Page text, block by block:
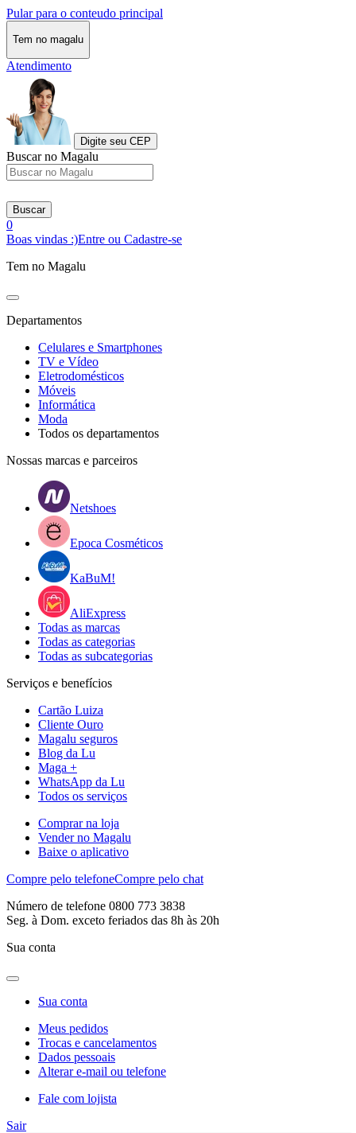
Pular para o conteudo principal
Tem no magalu
Atendimento
Digite seu CEP
Buscar no Magalu
Buscar
0
Boas vindas :)Entre ou Cadastre-se
Tem no Magalu
Departamentos
Celulares e Smartphones
TV e Vídeo
Eletrodomésticos
Móveis
Informática
Moda
Todos os departamentos
Nossas marcas e parceiros
Netshoes
Epoca Cosméticos
KaBuM!
AliExpress
Todas as marcas
Todas as categorias
Todas as subcategorias
Serviços e benefícios
Cartão Luiza
Cliente Ouro
Magalu seguros
Blog da Lu
Maga +
WhatsApp da Lu
Todos os serviços
Comprar na loja
Vender no Magalu
Baixe o aplicativo
Compre pelo telefoneCompre pelo chat
Número de telefone 0800 773 3838
Seg. à Dom. exceto feriados das 8h às 20h
Sua conta
Sua conta
Meus pedidos
Trocas e cancelamentos
Dados pessoais
Alterar e-mail ou telefone
Fale com lojista
Sair